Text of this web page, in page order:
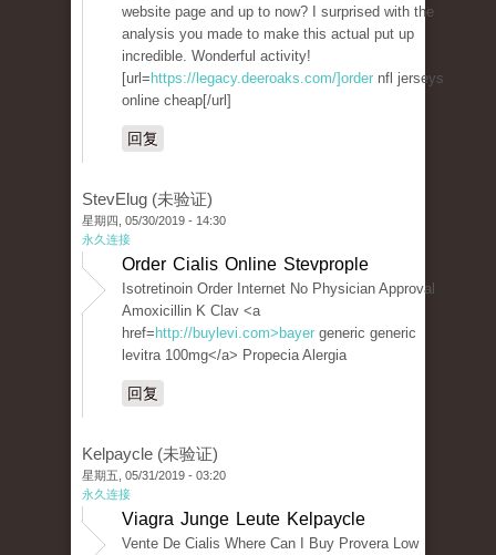
website page and up to now? I surprised with the
analysis you made to make this actual put up
incredible. Wonderful activity!
[url= https://legacy.deeroaks.com/]order nfl jerseys
online cheap[/url]
回复
StevElug (未验证)
星期四, 05/30/2019 - 14:30
永久连接
Order Cialis Online Stevprople
Isotretinoin Order Internet No Physician Approval
Amoxicillin K Clav <a
href= http://buylevi.com>bayer generic generic
levitra 100mg</a> Propecia Alergia
回复
Kelpaycle (未验证)
星期五, 05/31/2019 - 03:20
永久连接
Viagra Junge Leute Kelpaycle
Vente De Cialis Where Can I Buy Provera Low